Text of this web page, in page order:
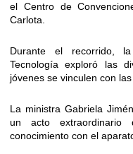
el Centro de
Carlota.
Durante el recorrido,
Tecnología exploró las
jóvenes se vinculen con
La ministra Gabriela
un acto extraordinario
conocimiento con el